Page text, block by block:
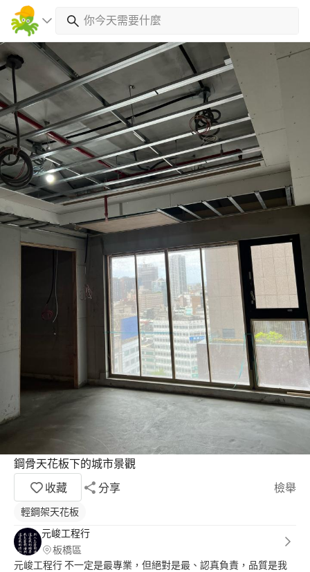
鋼骨天花板下的城市景觀
收藏
分享 檢舉
輕鋼架天花板
元峻工程行
板橋區
元峻工程行 不一定是最專業，但絕對是最、認真負責，品質是我